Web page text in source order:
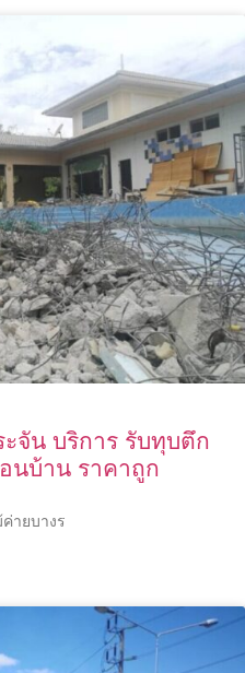
จัน บริการ รับทุบตึก
นบ้าน ราคาถูก
ายบางร